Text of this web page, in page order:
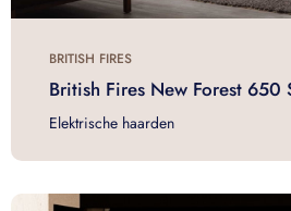
BRITISH FIRES
British Fires New Forest 650
Elektrische haarden